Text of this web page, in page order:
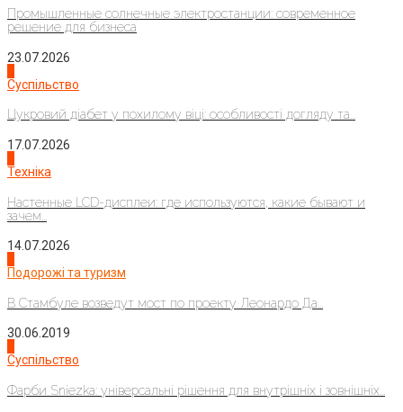
Промышленные солнечные электростанции: современное
решение для бизнеса
23.07.2026
Суспільство
Цукровий діабет у похилому віці: особливості догляду та...
17.07.2026
Техніка
Настенные LCD-дисплеи: где используются, какие бывают и
зачем...
14.07.2026
Подорожі та туризм
В Стамбуле возведут мост по проекту Леонардо Да...
30.06.2019
Суспільство
Фарби Sniezka: універсальні рішення для внутрішніх і зовнішніх...